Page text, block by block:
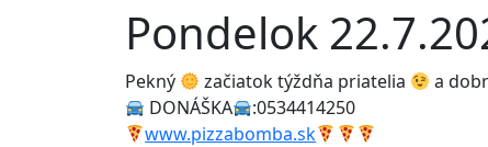
Pondelok
Pekný začiatok týždňa priatelia a
DONÁŠKA
:0534414250
www.pizzabomba.sk